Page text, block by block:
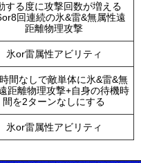
する度に攻撃回数が増える
回連続の氷&雷&無属性遠
距離物理攻撃
氷or雷属性アビリティ
間なしで敵単体に氷&雷&無
距離物理攻撃+自身の待機時
間を2ターンなしにする
氷or雷属性アビリティ